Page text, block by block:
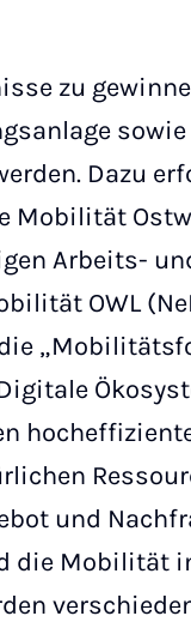
zu
Dazu
Mobilität
Arbeits-
OWL
und
die